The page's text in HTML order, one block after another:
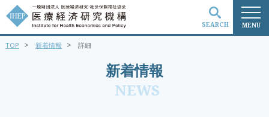
MENU
SEARCH
新着情報
NEWS
TOP > 新着情報 > 詳細